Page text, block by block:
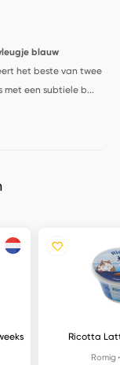
blauw
het beste van twee
met een subtiele b...
Ricotta
Romig